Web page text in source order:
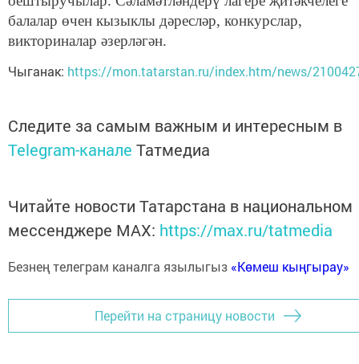
балалар өчен кызыклы дәресләр, конкурслар,
викториналар әзерләгән.
Чыганак: https://mon.tatarstan.ru/index.htm/news/
Следите за самым важным и интересным в
Telegram-канале Татмедиа
Читайте новости Татарстана в национальном
мессенджере MАХ: https://max.ru/tatmedia
Безнең телеграм каналга язылыгыз «Көмеш кыңгырау»
Перейти на страницу новости